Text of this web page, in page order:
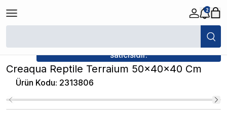
2
/ Creaqua Reptile Terraium 50x40x40 Cm
★ Atakan Petshop, Creaqua yetkili
satıcısıdır.
Creaqua Reptile Terraium 50x40x40 Cm
Ürün Kodu: 2313806